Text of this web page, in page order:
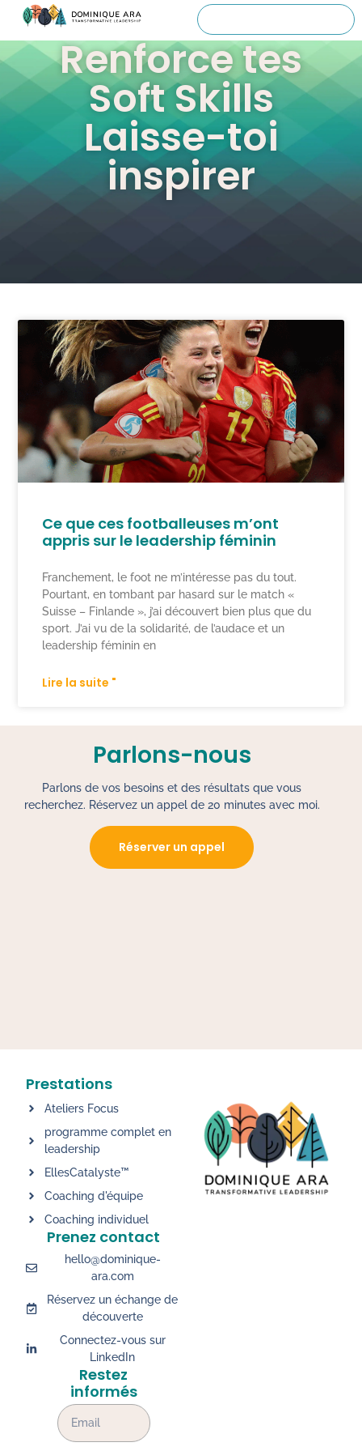
Renforce tes
Soft Skills
Laisse-toi
inspirer
Ce que ces footballeuses m’ont
appris sur le leadership féminin
Franchement, le foot ne m’intéresse pas du tout.
Pourtant, en tombant par hasard sur le match «
Suisse – Finlande », j’ai découvert bien plus que du
sport. J’ai vu de la solidarité, de l’audace et un
leadership féminin en
Lire la suite "
Parlons-nous
Parlons de vos besoins et des résultats que vous
recherchez. Réservez un appel de 20 minutes avec moi.
Réserver un appel
Restez
informés
Prestations
Ateliers Focus
programme complet en
leadership
EllesCatalyste™
Coaching d'équipe
Coaching individuel
Prenez contact
hello@dominique-
ara.com
Réservez un échange de
découverte
Connectez-vous sur
LinkedIn